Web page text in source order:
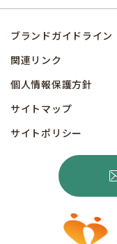
ブランドガイドライン
関連リンク
個人情報保護方針
サイトマップ
サイトポリシー